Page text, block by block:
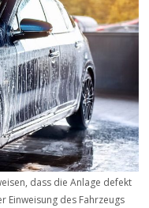
dass die Anlage defekt
Einweisung des Fahrzeugs